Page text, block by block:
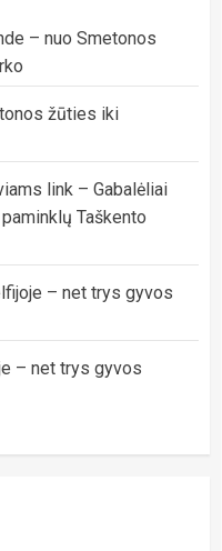
– nuo Smetonos
žūties iki
link – Gabalėliai
Taškento
– net trys gyvos
– net trys gyvos